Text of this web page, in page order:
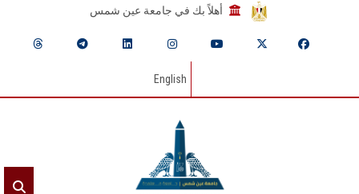
أهلاً بك في جامعة عين شمس
English